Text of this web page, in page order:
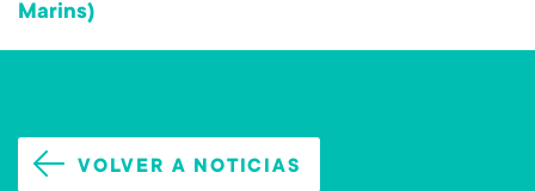
Marins)
VOLVER A NOTICIAS